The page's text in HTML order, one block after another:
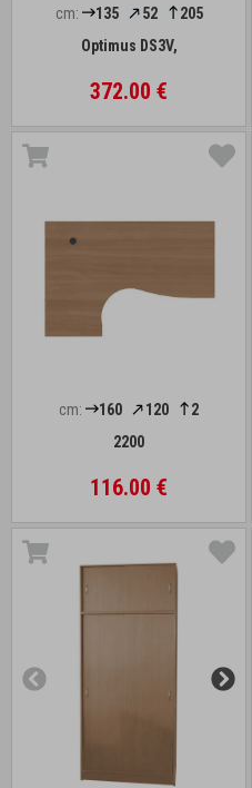
cm: 135 52
205
Optimus DS3V,
372.00 €
cm: 160 120
2
2200
116.00 €